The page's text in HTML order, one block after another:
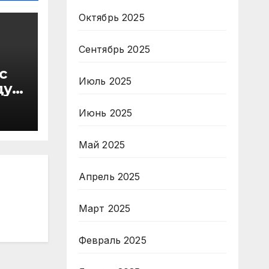
Октябрь 2025
Сентябрь 2025
Июль 2025
Июнь 2025
Май 2025
Апрель 2025
Март 2025
Февраль 2025